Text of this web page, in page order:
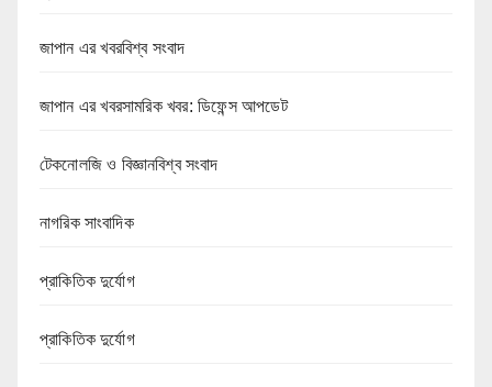
জাপান এর খবরবিশ্ব সংবাদ
জাপান এর খবরসামরিক খবর: ডিফেন্স আপডেট
টেকনোলজি ও বিজ্ঞানবিশ্ব সংবাদ
নাগরিক সাংবাদিক
প্রাকিতিক দুর্যোগ
প্রাকিতিক দুর্যোগ